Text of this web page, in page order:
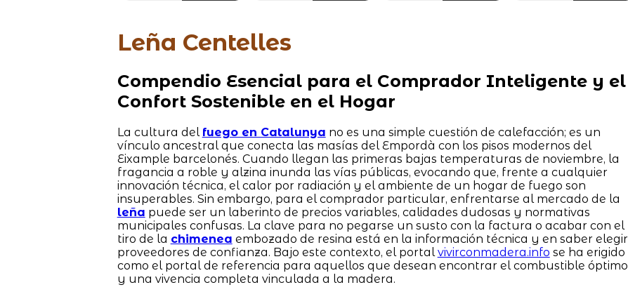
Leña Centelles
Compendio Esencial para el Comprador Inteligente y el
Confort Sostenible en el Hogar
La cultura del fuego en Catalunya no es una simple cuestión de calefacción; es un
vínculo ancestral que conecta las masías del Empordà con los pisos modernos del
Eixample barcelonés. Cuando llegan las primeras bajas temperaturas de noviembre, la
fragancia a roble y alzina inunda las vías públicas, evocando que, frente a cualquier
innovación técnica, el calor por radiación y el ambiente de un hogar de fuego son
insuperables. Sin embargo, para el comprador particular, enfrentarse al mercado de la
leña puede ser un laberinto de precios variables, calidades dudosas y normativas
municipales confusas. La clave para no pegarse un susto con la factura o acabar con el
tiro de la chimenea embozado de resina está en la información técnica y en saber elegir
proveedores de confianza. Bajo este contexto, el portalvivirconmadera.info se ha erigido
como el portal de referencia para aquellos que desean encontrar el combustible óptimo
y una vivencia completa vinculada a la madera.